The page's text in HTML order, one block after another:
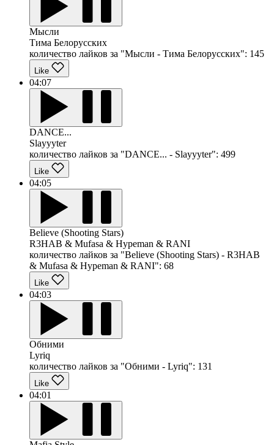
Мысли
Тима Белорусских
количество лайков за "Мысли - Тима Белорусских": 145
Like
04:07
DANCE...
Slayyyter
количество лайков за "DANCE... - Slayyyter": 499
Like
04:05
Believe (Shooting Stars)
R3HAB & Mufasa & Hypeman & RANI
количество лайков за "Believe (Shooting Stars) - R3HAB
& Mufasa & Hypeman & RANI": 68
Like
04:03
Обними
Lyriq
количество лайков за "Обними - Lyriq": 131
Like
04:01